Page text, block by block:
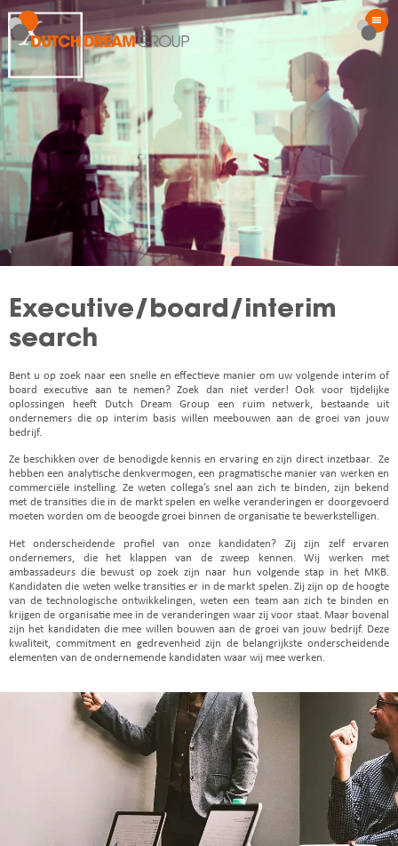
Executive/board/interim
search
Bent u op zoek naar een snelle en effectieve manier om uw volgende interim of
board executive aan te nemen? Zoek dan niet verder!Ook voor tijdelijke
oplossingen heeft Dutch Dream Group een ruim netwerk, bestaande uit
ondernemers die op interim basis willen meebouwen aan de groei van jouw
bedrijf.
Ze beschikken over de benodigde kennis en ervaring en zijn direct inzetbaar. Ze
hebben een analytische denkvermogen, een pragmatische manier van werken en
commerciële instelling. Ze weten collega’s snel aan zich te binden, zijn bekend
met de transities die in de markt spelen en welke veranderingen er doorgevoerd
moeten worden om de beoogde groei binnen de organisatie te bewerkstelligen.
Het onderscheidende profiel van onze kandidaten? Zij zijn zelf ervaren
ondernemers, die het klappen van de zweep kennen. Wij werken met
ambassadeurs die bewust op zoek zijn naar hun volgende stap in het MKB.
Kandidaten die weten welke transities er in de markt spelen. Zij zijn op de hoogte
van de technologische ontwikkelingen, weten een team aan zich te binden en
krijgen de organisatie mee in de veranderingen waar zij voor staat. Maar bovenal
zijn het kandidaten die mee willen bouwen aan de groei van jouw bedrijf. Deze
kwaliteit, commitment en gedrevenheid zijn de belangrijkste onderscheidende
elementen van de ondernemende kandidaten waar wij mee werken.